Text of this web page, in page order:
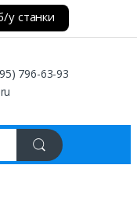
у станки
796-63-93